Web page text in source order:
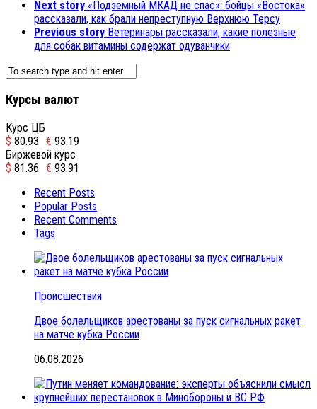
Next story «Подземный МКАД не спас»: бойцы «Востока»
рассказали, как брали непреступную Верхнюю Терсу
Previous story Ветеринары рассказали, какие полезные
для собак витамины содержат одуванчики
Курсы валют
Курс ЦБ
$ 80.93 € 93.19
Биржевой курс
$ 81.36 € 93.91
Recent Posts
Popular Posts
Recent Comments
Tags
Происшествия
Двое болельщиков арестованы за пуск сигнальных ракет
на матче кубка России
06.08.2026